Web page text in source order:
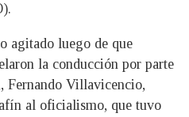
agitado luego de que
la conducción por parte
Fernando Villavicencio,
al oficialismo, que tuvo